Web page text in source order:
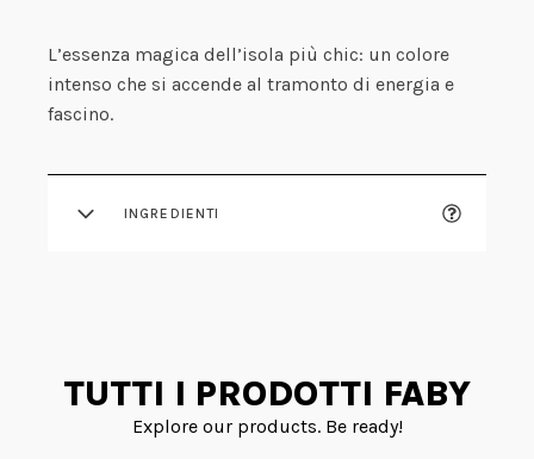
L’essenza magica dell’isola più chic: un colore
intenso che si accende al tramonto di energia e
fascino.
INGREDIENTI
TUTTI I PRODOTTI FABY
Explore our products. Be ready!